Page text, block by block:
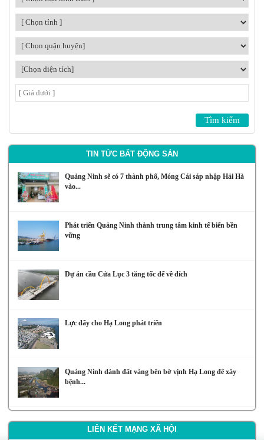
TIN TỨC BẤT ĐỘNG SẢN
Quảng Ninh sẽ có 7 thành phố, Móng Cái sáp nhập Hải Hà
vào...
Phát triển Quảng Ninh thành trung tâm kinh tế biển bền
vững
Dự án cầu Cửa Lục 3 tăng tốc để về đích
Lực đẩy cho Hạ Long phát triển
Quảng Ninh dành đất vàng bên bờ vịnh Hạ Long để xây
bệnh...
LIÊN KẾT MẠNG XÃ HỘI